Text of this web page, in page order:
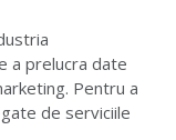
a prelucra date
Pentru a
de serviciile